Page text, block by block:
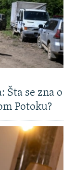
Šta se zna o
Potoku?